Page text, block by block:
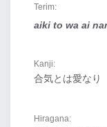
Terim:
aiki to wa ai
Kanji:
合気とは愛なり
Hiragana: